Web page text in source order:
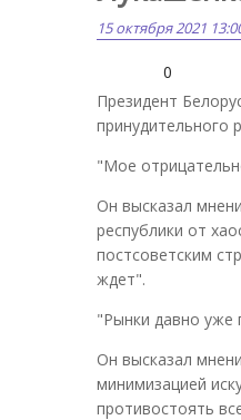
15 октября 2021
0
Президент
принудительного
"Мое
Он высказал
республики от
постсоветским
ждет".
"Рынки давно уже
Он высказал
минимизацией
противостоять